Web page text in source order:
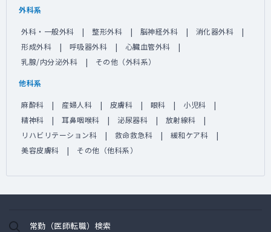
外科系
外科・一般外科 整形外科 脳神経外科
消化器外科
形成外科
呼吸器外科
心臓血管外科
乳腺/内分泌外科
その他（外科系）
他科系
麻酔科 産婦人科 皮膚科 眼科
小児科
精神科
耳鼻咽喉科 泌尿器科
放射線科
リハビリテーション科
救命救急科
緩和ケア科
美容皮膚科
その他（他科系）
常勤（医師転職）検索